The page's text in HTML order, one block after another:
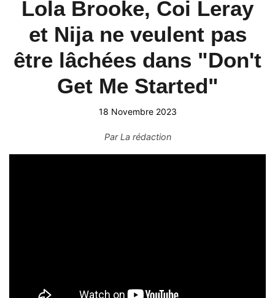
Lola Brooke, Coi Leray
et Nija ne veulent pas
être lâchées dans "Don't
Get Me Started"
18 Novembre 2023
ParLa rédaction